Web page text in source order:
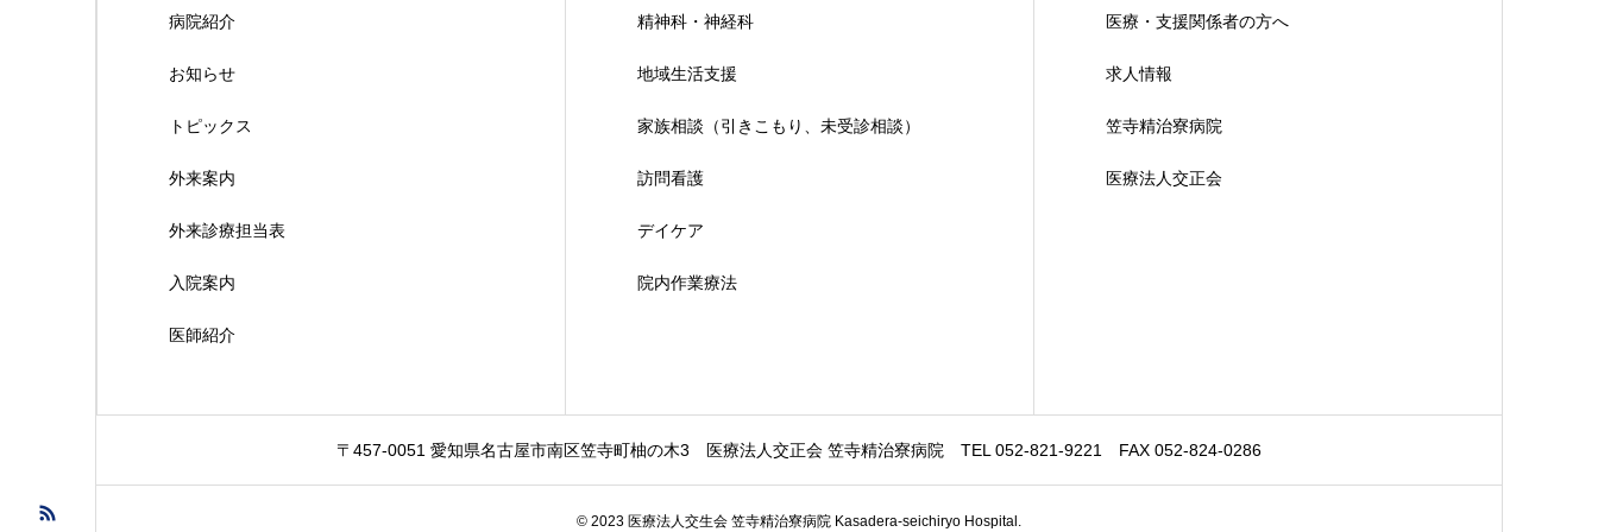
病院紹介
お知らせ
トピックス
外来案内
外来診療担当表
入院案内
医師紹介
精神科・神経科
地域生活支援
家族相談（引きこもり、未受診相談）
訪問看護
デイケア
院内作業療法
医療・支援関係者の方へ
求人情報
笠寺精治寮病院
医療法人交正会
〒457-0051 愛知県名古屋市南区笠寺町柚の木3 医療法人交正会 笠寺精治寮病院 TEL 052-821-9221 FAX 052-824-0286
© 2023 医療法人交生会 笠寺精治寮病院 Kasadera-seichiryo Hospital.